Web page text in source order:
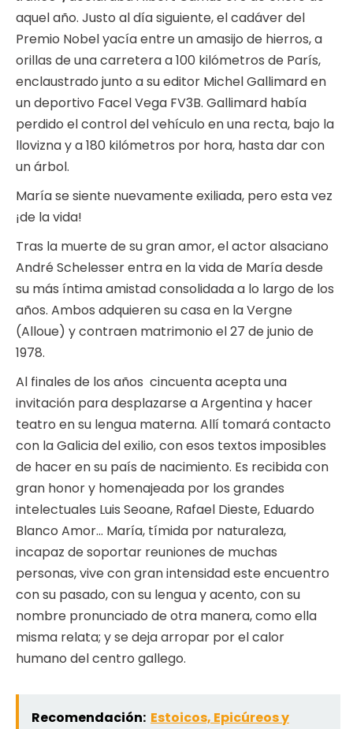
aquel año. Justo al día siguiente, el cadáver del
Premio Nobel yacía entre un amasijo de hierros, a
orillas de una carretera a 100 kilómetros de París,
enclaustrado junto a su editor Michel Gallimard en
un deportivo Facel Vega FV3B. Gallimard había
perdido el control del vehículo en una recta, bajo la
llovizna y a 180 kilómetros por hora, hasta dar con
un árbol.
María se siente nuevamente exiliada, pero esta vez
¡de la vida!
Tras la muerte de su gran amor, el actor alsaciano
André Schelesser entra en la vida de María desde
su más íntima amistad consolidada a lo largo de los
años. Ambos adquieren su casa en la Vergne
(Alloue) y contraen matrimonio el 27 de junio de
1978.
Al finales de los años cincuenta acepta una
invitación para desplazarse a Argentina y hacer
teatro en su lengua materna. Allí tomará contacto
con la Galicia del exilio, con esos textos imposibles
de hacer en su país de nacimiento. Es recibida con
gran honor y homenajeada por los grandes
intelectuales Luis Seoane, Rafael Dieste, Eduardo
Blanco Amor… María, tímida por naturaleza,
incapaz de soportar reuniones de muchas
personas, vive con gran intensidad este encuentro
con su pasado, con su lengua y acento, con su
nombre pronunciado de otra manera, como ella
misma relata; y se deja arropar por el calor
humano del centro gallego.
Recomendación: Estoicos, Epicúreos y